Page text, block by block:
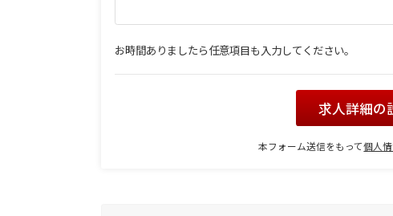
お時間ありましたら任意項目も入力してください。
求人詳細の
本フォーム送信をもって個人